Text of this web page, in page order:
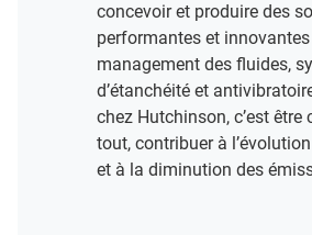
concevoir et produire des
performantes et innovantes
management des fluides,
d’étanchéité et
chez Hutchinson, c’est être
tout, contribuer à
et à la diminution des